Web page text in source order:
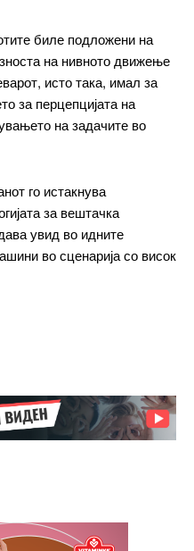
биле подложени на
на нивното движење
исто така, имал за
за перцепцијата на
на задачите во
го истакнува
за вештачка
увид во идните
во сценарија со висок